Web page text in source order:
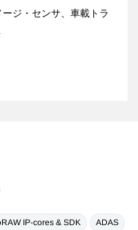
ジ・センサ、車載トラ
IP-cores & SDK ADAS